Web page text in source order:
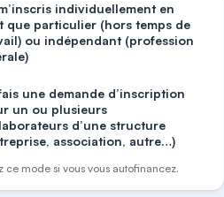
individuellement en
que particulier (hors temps de
ou indépendant (profession
une demande d’inscription
un ou plusieurs
d’une structure
association, autre…)
ce mode si vous vous autofinancez.